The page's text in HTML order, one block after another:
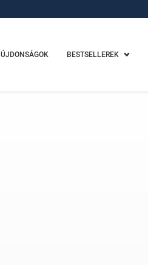
ÚJDONSÁGOK BESTSELLEREK